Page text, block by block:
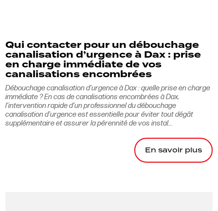
Qui contacter pour un débouchage
canalisation d’urgence à Dax : prise
en charge immédiate de vos
canalisations encombrées
Débouchage canalisation d’urgence à Dax : quelle prise en charge
immédiate ? En cas de canalisations encombrées à Dax,
l’intervention rapide d’un professionnel du débouchage
canalisation d’urgence est essentielle pour éviter tout dégât
supplémentaire et assurer la pérennité de vos instal...
En savoir plus